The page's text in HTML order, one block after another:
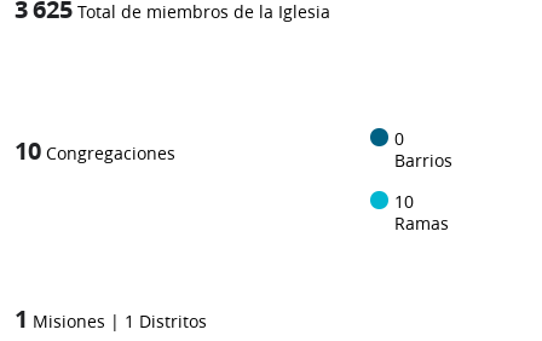
3 625 Total de miembros de la Iglesia
10 Congregaciones
0
Barrios
10
Ramas
1 Misiones | 1 Distritos